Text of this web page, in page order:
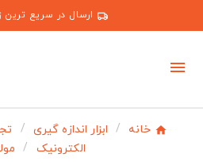
ارسال در سریع
خانه ابزار اندازه گیری
الکترونیک